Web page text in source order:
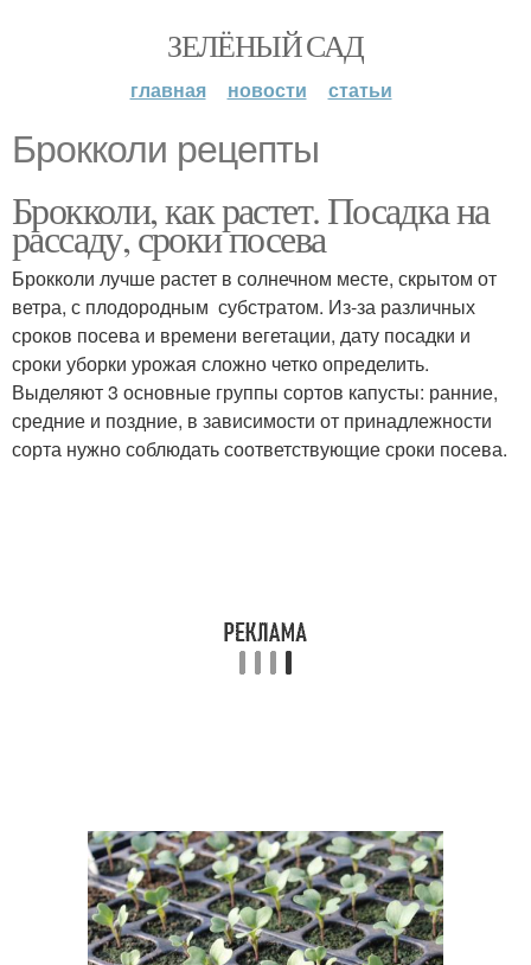
ЗЕЛЁНЫЙ САД
главная новости статьи
Брокколи рецепты
Брокколи, как растет. Посадка на
рассаду, сроки посева
Брокколи лучше растет в солнечном месте, скрытом от
ветра, с плодородным субстратом. Из-за различных
сроков посева и времени вегетации, дату посадки и
сроки уборки урожая сложно четко определить.
Выделяют 3 основные группы сортов капусты: ранние,
средние и поздние, в зависимости от принадлежности
сорта нужно соблюдать соответствующие сроки посева.